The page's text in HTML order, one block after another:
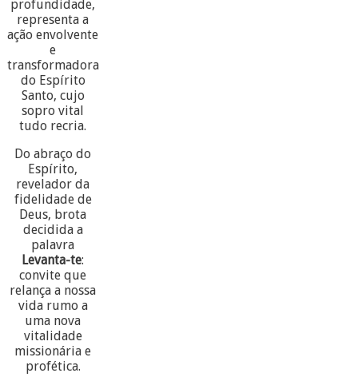
profundidade,
representa a
ação envolvente
e
transformadora
do Espírito
Santo, cujo
sopro vital
tudo recria.
Do abraço do
Espírito,
revelador da
fidelidade de
Deus, brota
decidida a
palavra
Levanta-te:
convite que
relança a nossa
vida rumo a
uma nova
vitalidade
missionária e
profética.